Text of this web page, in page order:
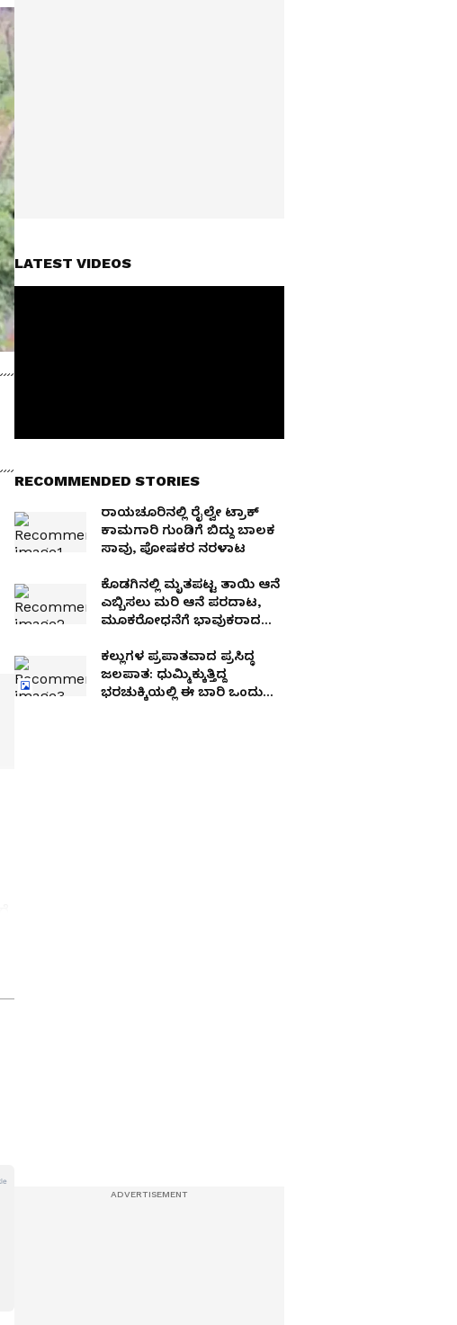
LATEST VIDEOS
RECOMMENDED STORIES
ರಾಯಚೂರಿನಲ್ಲಿ ರೈಲ್ವೇ ಟ್ರಾಕ್
ಕಾಮಗಾರಿ ಗುಂಡಿಗೆ ಬಿದ್ದು ಬಾಲಕ
ಸಾವು, ಪೋಷಕರ ನರಳಾಟ
ಕೊಡಗಿನಲ್ಲಿ ಮೃತಪಟ್ಟ ತಾಯಿ ಆನೆ
ಎಬ್ಬಿಸಲು ಮರಿ ಆನೆ ಪರದಾಟ,
ಮೂಕರೋಧನೆಗೆ ಭಾವುಕರಾದ
ಕಲ್ಲುಗಳ ಪ್ರಪಾತವಾದ ಪ್ರಸಿದ್ಧ
ಜಲಪಾತ: ಧುಮ್ಮಿಕ್ಕುತ್ತಿದ್ದ
ಭರಚುಕ್ಕಿಯಲ್ಲಿ ಈ ಬಾರಿ ಒಂದು